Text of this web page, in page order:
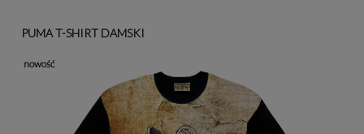
PUMA T-SHIRT DAMSKI
nowość